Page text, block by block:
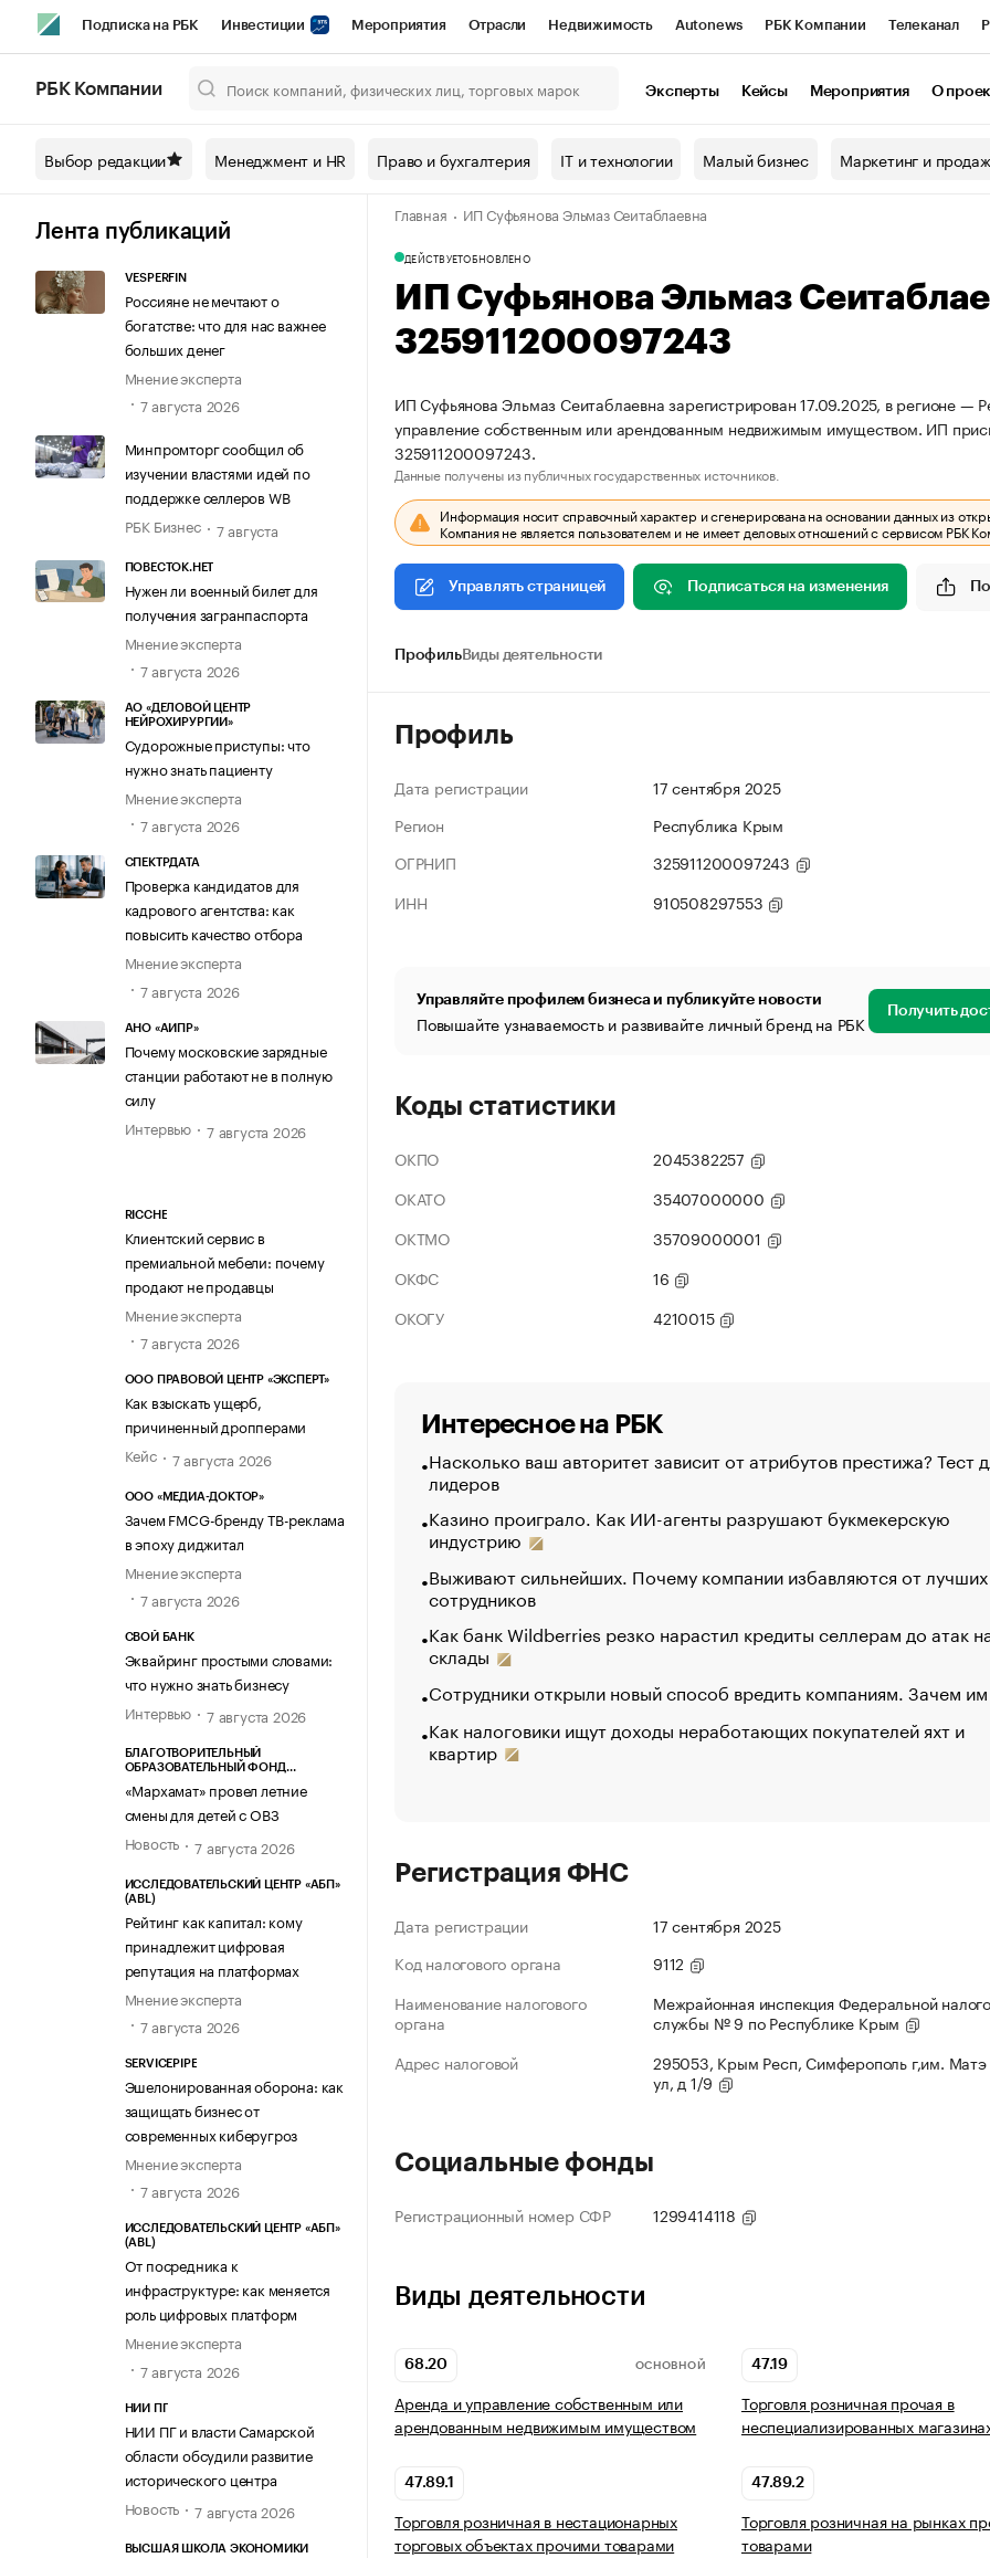
Подписка на РБК Инвестиции Мероприятия Отрасли Недвижимость Autonews РБК Компании Телеканал
Спецпроекты СПб Конференции СПб Спецпроекты Проверка контрагентов
Технологии и медиа Рынок наличной валюты
РБК Компании Эксперты Кейсы Мероприятия О
Выбор редакции Менеджмент и HR Право и бухгалтерия IT и технологии Малый бизнес Маркетинг и
Лента публикаций
VESPERFIN
Россияне не мечтают о
богатстве: что для нас важнее
больших денег
Мнение эксперта
7 августа 2026
Минпромторг сообщил об
изучении властями идей по
поддержке селлеров WB
РБК Бизнес
7 августа
ПОВЕСТОК.НЕТ
Нужен ли военный билет для
получения загранпаспорта
Мнение эксперта
7 августа 2026
АО «ДЕЛОВОЙ ЦЕНТР
НЕЙРОХИРУРГИИ»
Судорожные приступы: что
нужно знать пациенту
Мнение эксперта
7 августа 2026
СПЕКТРДАТА
Проверка кандидатов для
кадрового агентства: как
повысить качество отбора
Мнение эксперта
7 августа 2026
АНО «АИПР»
Почему московские зарядные
станции работают не в полную
силу
Интервью
7 августа 2026
RICCHE
Клиентский сервис в
премиальной мебели: почему
продают не продавцы
Мнение эксперта
7 августа 2026
ООО ПРАВОВОЙ ЦЕНТР «ЭКСПЕРТ»
Как взыскать ущерб,
причиненный дропперами
Кейс
7 августа 2026
ООО «МЕДИА-ДОКТОР»
Зачем FMCG-бренду ТВ-реклама
в эпоху диджитал
Мнение эксперта
7 августа 2026
СВОЙ БАНК
Эквайринг простыми словами:
что нужно знать бизнесу
Интервью
7 августа 2026
БЛАГОТВОРИТЕЛЬНЫЙ
ОБРАЗОВАТЕЛЬНЫЙ ФОНД
«Мархамат» провел летние
смены для детей с ОВЗ
Новость
7 августа 2026
ИССЛЕДОВАТЕЛЬСКИЙ ЦЕНТР «АБП»
(ABL)
Рейтинг как капитал: кому
принадлежит цифровая
репутация на платформах
Мнение эксперта
7 августа 2026
SERVICEPIPE
Эшелонированная оборона: как
защищать бизнес от
современных киберугроз
Мнение эксперта
7 августа 2026
ИССЛЕДОВАТЕЛЬСКИЙ ЦЕНТР «АБП»
(ABL)
От посредника к
инфраструктуре: как меняется
роль цифровых платформ
Мнение эксперта
7 августа 2026
НИИ ПГ
НИИ ПГ и власти Самарской
области обсудили развитие
исторического центра
Новость
7 августа 2026
ВЫСШАЯ ШКОЛА ЭКОНОМИКИ
Главная ИП Суфьянова Эльмаз Сеитаблаевна
ДЕЙСТВУЕТОБНОВЛЕНО
ИП Суфьянова Эльмаз
325911200097243
ИП Суфьянова Эльмаз Сеитаблаевна зарегистрирован 17.09.2025, в регионе —
управление собственным или арендованным недвижимым имуществом. ИП
325911200097243.
Данные получены из публичных государственных источников.
Информация носит справочный характер и сгенерирована на основании данных из
Компания не является пользователем и не имеет деловых отношений с сервисом РБК
Управлять страницей Подписаться на изменения
ПрофильВиды деятельности
Профиль
Дата регистрации
17 сентября 2025
Регион
Республика Крым
ОГРНИП
325911200097243
ИНН
910508297553
Управляйте профилем бизнеса и публикуйте новости
Повышайте узнаваемость и развивайте личный бренд на РБК Получить
Коды статистики
ОКПО
2045382257
ОКАТО
35407000000
ОКТМО
35709000001
ОКФС
16
ОКОГУ
4210015
Интересное на РБК
Насколько ваш авторитет зависит от атрибутов престижа? Тест
лидеров
Казино проиграло. Как ИИ-агенты разрушают букмекерскую
индустрию
Выживают сильнейших. Почему компании избавляются от лучших
сотрудников
Как банк Wildberries резко нарастил кредиты селлерам до атак
склады
Сотрудники открыли новый способ вредить компаниям. Зачем
Как налоговики ищут доходы неработающих покупателей яхт и
квартир
Регистрация ФНС
Дата регистрации
17 сентября 2025
Код налогового органа
9112
Наименование налогового
органа
Межрайонная инспекция Федеральной
службы № 9 по Республике Крым
Адрес налоговой
295053, Крым Респ, Симферополь г,им. Матэ
ул, д 1/9
Социальные фонды
Регистрационный номер СФР 1299414118
Виды деятельности
68.20 ОСНОВНОЙ
Аренда и управление собственным или
арендованным недвижимым имуществом
47.19
Торговля розничная прочая в
неспециализированных
47.89.1
Торговля розничная в нестационарных
торговых объектах прочими товарами
47.89.2
Торговля розничная на рынках
товарами